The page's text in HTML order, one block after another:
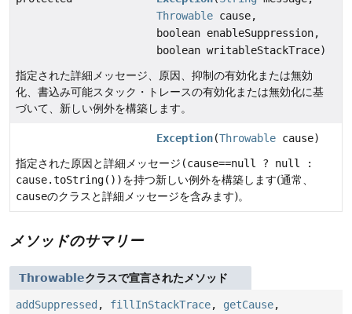
Throwable cause,
boolean enableSuppression,
boolean writableStackTrace)
指定された詳細メッセージ、原因、抑制の有効化または無効
化、書込み可能スタック・トレースの有効化または無効化に基
づいて、新しい例外を構築します。
Exception(Throwable cause)
指定された原因と詳細メッセージ (cause==null ? null :
cause.toString())を持つ新しい例外を構築します(通常、
causeのクラスと詳細メッセージを含みます)。
メソッドのサマリー
Throwableクラスで宣言されたメソッド
addSuppressed , fillInStackTrace, getCause,